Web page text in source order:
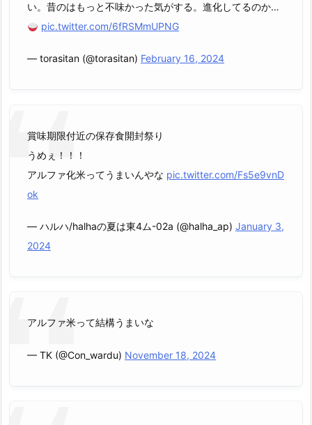
い。昔のはもっと不味かった気がする。進化してるのか…
pic.twitter.com/6fRSMmUPNG
— torasitan (@torasitan) February 16, 2024
賞味期限付近の保存食開封祭り
うめぇ！！！
アルファ化米ってうまいんやな pic.twitter.com/Fs5e9vnD
ok
— ハルハ/halhaの夏は東4ム-02a (@halha_ap) January 3,
2024
アルファ米って結構うまいな
— TK (@Con_wardu) November 18, 2024